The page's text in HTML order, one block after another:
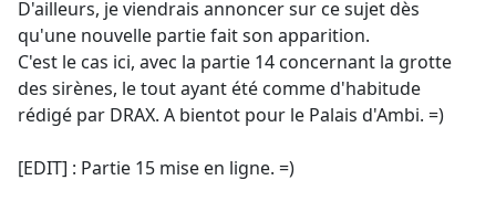
D'ailleurs, je viendrais annoncer sur ce sujet dès
qu'une nouvelle partie fait son apparition.
C'est le cas ici, avec la partie 14 concernant la grotte
des sirènes, le tout ayant été comme d'habitude
rédigé par DRAX. A bientot pour le Palais d'Ambi. =)
[EDIT] : Partie 15 mise en ligne. =)